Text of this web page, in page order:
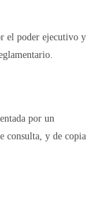
el poder ejecutivo y
por un
consulta, y de copia